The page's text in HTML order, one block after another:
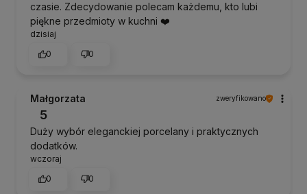
czasie. Zdecydowanie polecam każdemu, kto lubi
piękne przedmioty w kuchni ❤️
dzisiaj
0
0
Małgorzata zweryfikowano
5
Duży wybór eleganckiej porcelany i praktycznych
dodatków.
wczoraj
0
0